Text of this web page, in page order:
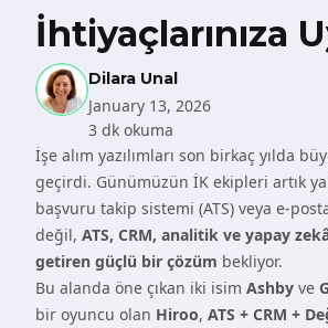
İhtiyaçlarınıza
Dilara Unal
January 13, 2026
3 dk okuma
İşe alım yazılımları son birkaç yılda
geçirdi. Günümüzün İK ekipleri artık
başvuru takip sistemi (ATS) veya e-
değil, ATS, CRM, analitik ve yapay
getiren güçlü bir çözüm bekliyor.
Bu alanda öne çıkan iki isim Ashby ve
bir oyuncu olan Hiroo, ATS + CRM +